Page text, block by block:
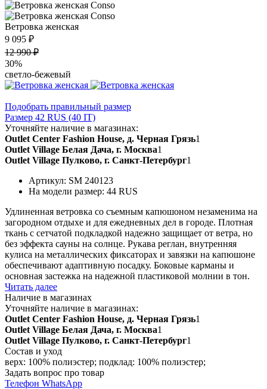
Ветровка женская
9 095 ₽
12 990 ₽
30%
светло-бежевый
Подобрать правильный размер
Размер 42 RUS (40 IT)
Уточняйте наличие в магазинах:
Outlet Center Fashion House, д. Черная Грязь1
Outlet Village Белая Дача, г. Москва1
Outlet Village Пулково, г. Санкт-Петербург1
Артикул: SM 240123
На модели размер: 44 RUS
Удлиненная ветровка со съемным капюшоном незаменима на
загородном отдыхе и для ежедневных дел в городе. Плотная
ткань с сетчатой подкладкой надежно защищает от ветра, но
без эффекта сауны на солнце. Рукава реглан, внутренняя
кулиса на металлических фиксаторах и завязки на капюшоне
обеспечивают адаптивную посадку. Боковые карманы и
основная застежка на надежной пластиковой молнии в тон.
Читать далее
Наличие в магазинах
Уточняйте наличие в магазинах:
Outlet Center Fashion House, д. Черная Грязь1
Outlet Village Белая Дача, г. Москва1
Outlet Village Пулково, г. Санкт-Петербург1
Состав и уход
верх: 100% полиэстер; подклад: 100% полиэстер;
Задать вопрос про товар
Телефон WhatsApp